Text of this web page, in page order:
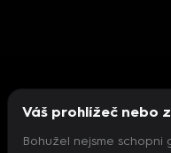
Váš prohlížeč nebo
Bohužel nejsme